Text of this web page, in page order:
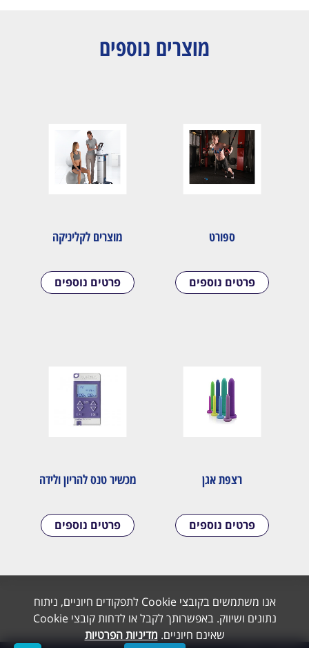
אנו משתמשים בקובצי Cookie לתפקודים חיוניים, ניתוח
נתונים ושיווק. באפשרותך לקבל או לדחות קובצי Cookie
שאינם חיוניים. מדיניות הפרטיות
מוצרים נוספים
ספורט
פרטים נוספים
מוצרים לקליניקה
פרטים נוספים
רצפת אגן
פרטים נוספים
מכשיר טנס להריון ולידה
פרטים נוספים